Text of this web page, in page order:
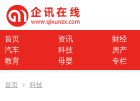
首页 资讯 财经
汽车
科技 房产
教育
母婴 专栏
首页 科技